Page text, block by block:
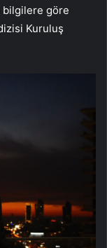
bilgilere göre
Kuruluş